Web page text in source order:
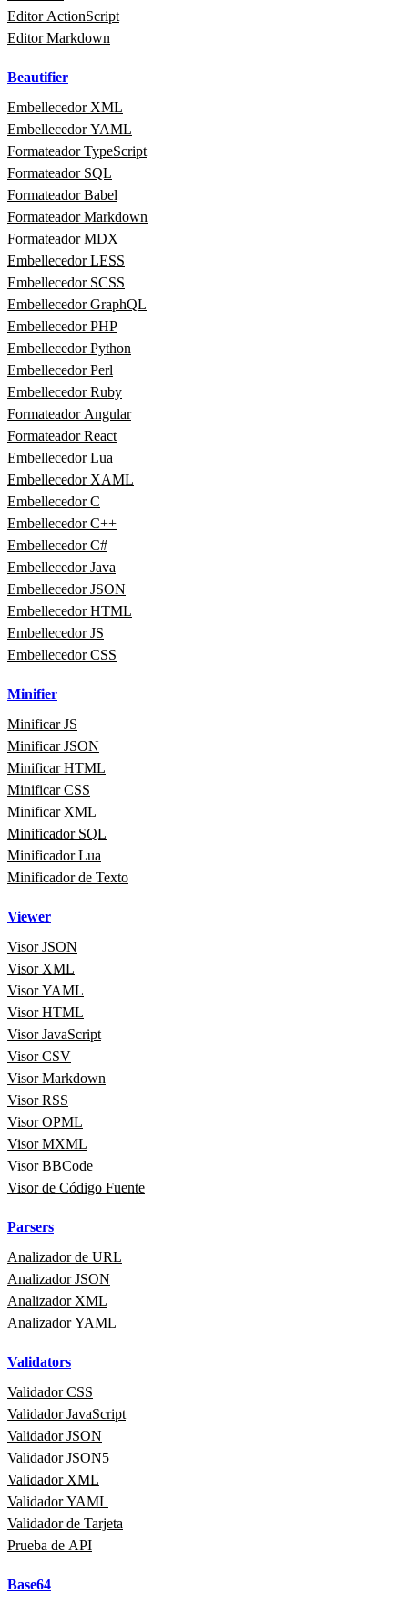
Editor ActionScript
Editor Markdown
Beautifier
Embellecedor XML
Embellecedor YAML
Formateador TypeScript
Formateador SQL
Formateador Babel
Formateador Markdown
Formateador MDX
Embellecedor LESS
Embellecedor SCSS
Embellecedor GraphQL
Embellecedor PHP
Embellecedor Python
Embellecedor Perl
Embellecedor Ruby
Formateador Angular
Formateador React
Embellecedor Lua
Embellecedor XAML
Embellecedor C
Embellecedor C++
Embellecedor C#
Embellecedor Java
Embellecedor JSON
Embellecedor HTML
Embellecedor JS
Embellecedor CSS
Minifier
Minificar JS
Minificar JSON
Minificar HTML
Minificar CSS
Minificar XML
Minificador SQL
Minificador Lua
Minificador de Texto
Viewer
Visor JSON
Visor XML
Visor YAML
Visor HTML
Visor JavaScript
Visor CSV
Visor Markdown
Visor RSS
Visor OPML
Visor MXML
Visor BBCode
Visor de Código Fuente
Parsers
Analizador de URL
Analizador JSON
Analizador XML
Analizador YAML
Validators
Validador CSS
Validador JavaScript
Validador JSON
Validador JSON5
Validador XML
Validador YAML
Validador de Tarjeta
Prueba de API
Base64